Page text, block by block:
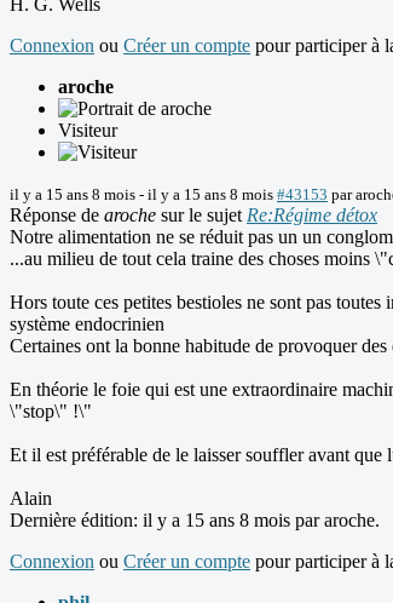
H. G. Wells
Connexion ou Créer un compte pour participer à
aroche
Visiteur
il y a 15 ans 8 mois - il y a 15 ans 8 mois #43153 par
Réponse de aroche sur le sujet Re:Régime détox
Notre alimentation ne se réduit pas un un
...au milieu de tout cela traine des choses moins
Hors toute ces petites bestioles ne sont pas
système endocrinien
Certaines ont la bonne habitude de provoquer
En théorie le foie qui est une extraordinaire
\"stop\" !\"
Et il est préférable de le laisser souffler avant
Alain
Dernière édition: il y a 15 ans 8 mois pararoche.
Connexion ou Créer un compte pour participer à